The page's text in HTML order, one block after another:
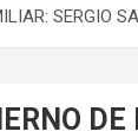
SERGIO
DE